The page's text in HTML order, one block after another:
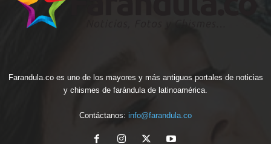
Farandula.co es uno de los mayores y más antiguos portales de noticias
y chismes de farándula de latinoamérica.
Contáctanos: info@farandula.co